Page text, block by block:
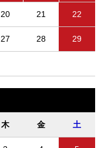
20 21 22
27 28 29
木 金 土